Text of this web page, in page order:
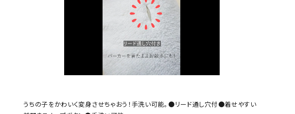
うちの子をかわいく変身させちゃおう！手洗い可能。●リード通し穴付●着せやすい